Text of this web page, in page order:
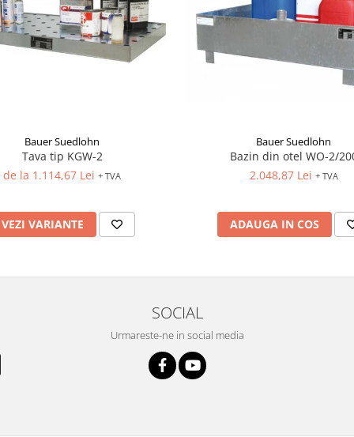
Bauer Suedlohn
Tava tip KGW-2
de la 1.114,67 Lei + TVA
VEZI VARIANTE
Bauer Suedlohn
Bazin din otel WO-2/
2.048,87 Lei + TVA
ADAUGA IN COS
SOCIAL
Urmareste-ne in social media